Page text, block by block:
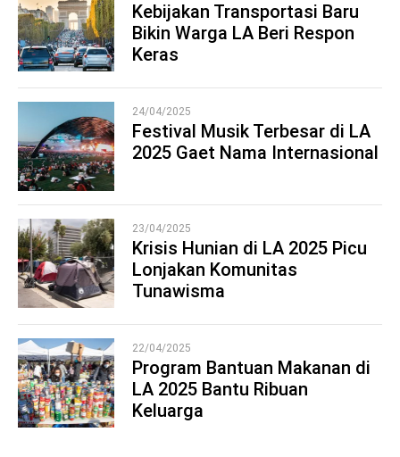
2
Kebijakan Transportasi Baru
Bikin Warga LA Beri Respon
Keras
3
24/04/2025
Festival Musik Terbesar di LA
2025 Gaet Nama Internasional
4
23/04/2025
Krisis Hunian di LA 2025 Picu
Lonjakan Komunitas
Tunawisma
5
22/04/2025
Program Bantuan Makanan di
LA 2025 Bantu Ribuan
Keluarga